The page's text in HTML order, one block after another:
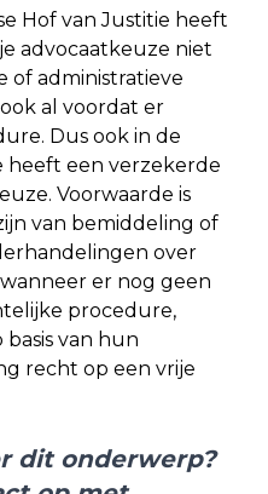
Hof van Justitie heeft
advocaatkeuze niet
of administratieve
al voordat er
Dus ook in de
heeft een verzekerde
Voorwaarde is
van bemiddeling of
over
er nog geen
procedure,
van hun
recht op een vrije
dit onderwerp?